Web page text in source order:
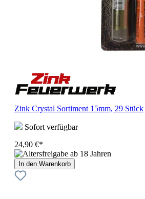
Zink Crystal Sortiment 15mm, 29 Stück
Sofort verfügbar
24,90 €*
In den Warenkorb